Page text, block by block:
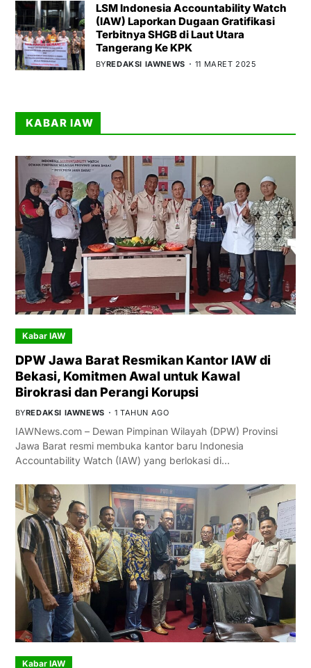
LSM Indonesia Accountability Watch
(IAW) Laporkan Dugaan Gratifikasi
Terbitnya SHGB di Laut Utara
Tangerang Ke KPK
BYREDAKSI IAWNEWS 11 MARET 2025
KABAR IAW
Kabar IAW
DPW Jawa Barat Resmikan Kantor IAW di
Bekasi, Komitmen Awal untuk Kawal
Birokrasi dan Perangi Korupsi
BYREDAKSI IAWNEWS 1 TAHUN AGO
IAWNews.com – Dewan Pimpinan Wilayah (DPW) Provinsi
Jawa Barat resmi membuka kantor baru Indonesia
Accountability Watch (IAW) yang berlokasi di…
Kabar IAW